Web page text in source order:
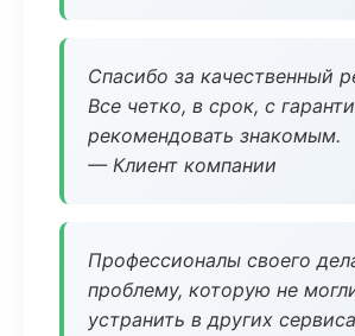
Спасибо за качественный
Все четко, в срок, с
рекомендовать знакомым.
— Клиент компании
Профессионалы своего
проблему, которую не
устранить в других